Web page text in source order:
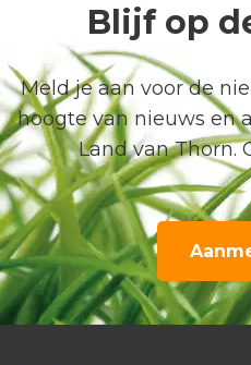
Blijf op
Meld je aan voor de
hoogte van nieuws en
Land van Thorn.